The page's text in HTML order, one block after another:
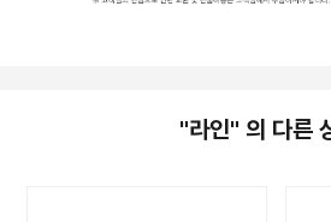
"라인" 의 다른